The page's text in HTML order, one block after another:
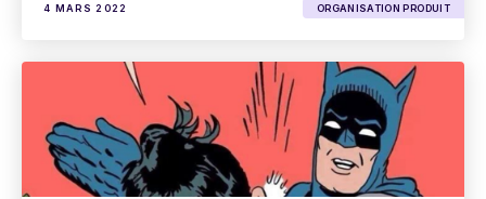
4 MARS 2022 ORGANISATION PRODUIT